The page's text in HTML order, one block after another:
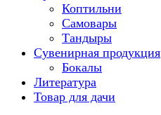
Коптильни
Самовары
Тандыры
Сувенирная продукция
Бокалы
Литература
Товар для дачи